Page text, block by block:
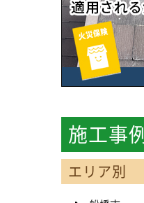
施工事例
エリア別